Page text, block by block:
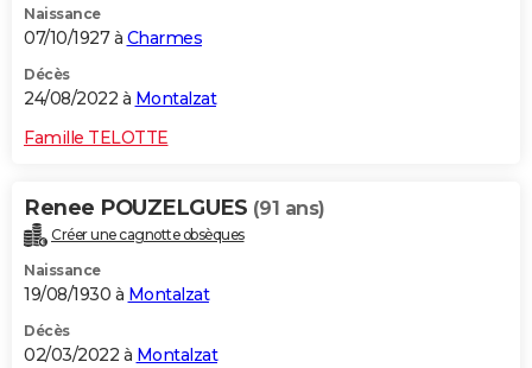
Naissance
07/10/1927 à Charmes
Décès
24/08/2022 à Montalzat
Famille TELOTTE
Renee POUZELGUES (91 ans)
Créer une cagnotte obsèques
Naissance
19/08/1930 à Montalzat
Décès
02/03/2022 à Montalzat